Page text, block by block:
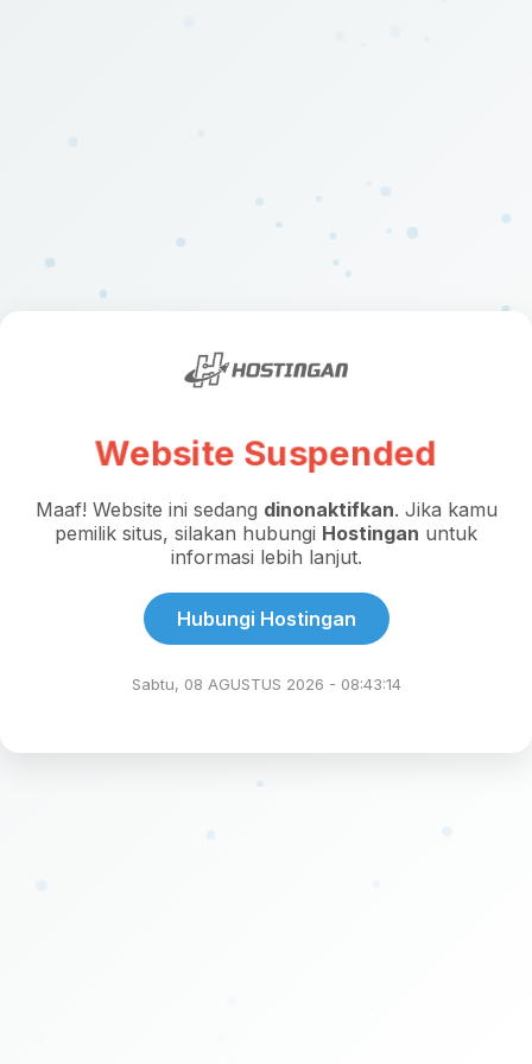
Website Suspended
Maaf! Website ini sedang dinonaktifkan. Jika kamu
pemilik situs, silakan hubungi Hostingan untuk
informasi lebih lanjut.
Hubungi Hostingan
Sabtu, 08 AGUSTUS 2026 - 08:43:14